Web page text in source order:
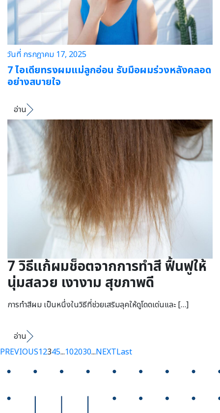
วันที่ กรกฎาคม 17, 2025
7 ไอเดียทรงผมแม่ลูกอ่อน รับมือผมร่วงหลังคลอด
อย่างสบายใจ
อ่าน
7 วิธีแก้ผมช็อตจากการทำสี ฟื้นฟูให้
นุ่มสลวย เงางาม สุขภาพดี
การทำสีผม เป็นหนึ่งในวิธีที่ช่วยเสริมลุคให้ดูโดดเด่นและ […]
อ่าน
PREVIOUS12345...102030...NEXTLast